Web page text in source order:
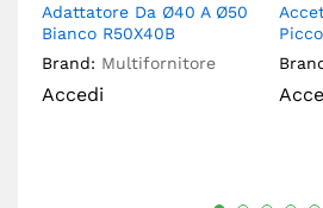
Adattatore Da Ø40 A Ø50
Bianco R50X40B
Brand: Multifornitore
Accedi